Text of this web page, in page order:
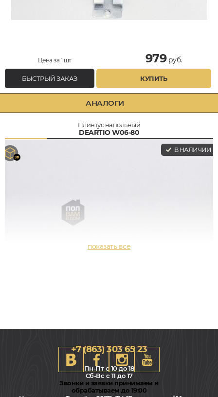
Цена за 1 шт 979руб.
БЫСТРЫЙ ЗАКАЗ КУПИТЬ
АНАЛОГИ
Плинтус напольный
DEARTIO W06-80
В НАЛИЧИИ
+7 (863) 303 65 23
Пн-Пт с 10 до 18
Сб-Вс с 11 до 17
Звонки и заявки принимаем и
обрабатываем до 19:00